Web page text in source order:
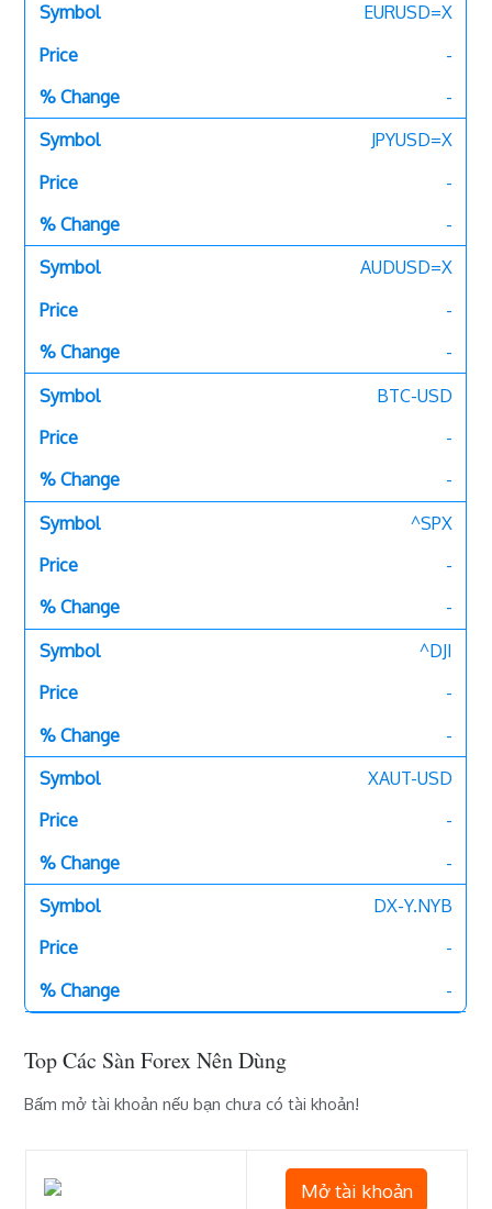
EURUSD=X
-
-
JPYUSD=X
-
-
AUDUSD=X
-
-
BTC-USD
-
-
^SPX
-
-
^DJI
-
-
XAUT-USD
-
-
DX-Y.NYB
-
-
Top Các Sàn Forex Nên Dùng
Bấm mở tài khoản nếu bạn chưa có tài khoản!
Mở tài khoản